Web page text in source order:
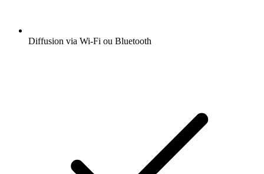
Diffusion via Wi-Fi ou Bluetooth